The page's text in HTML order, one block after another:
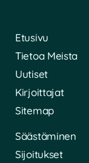
Etusivu
Tietoa Meista
Uutiset
Kirjoittajat
Sitemap
Säästäminen
Sijoitukset